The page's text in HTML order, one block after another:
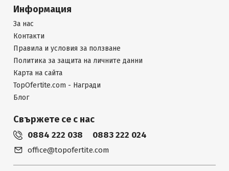
Информация
За нас
Контакти
Правила и условия за ползване
Политика за защита на личните данни
Карта на сайта
TopOfertite.com - Награди
Блог
Свържете се с нас
0884 222 038 0883 222 024
office@topofertite.com